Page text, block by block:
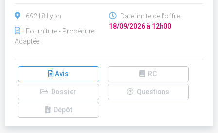
69218 Lyon
Fourniture - Procédure
Adaptée
Date limite de l'offre :
18/09/2026 à 12h00
Avis RC
Dossier Questions
Dépôt